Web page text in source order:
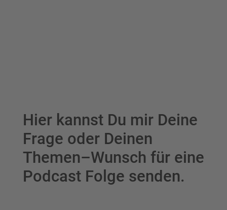
Hier kannst Du mir Deine
Frage oder Deinen
Themen–Wunsch für eine
Podcast Folge senden.